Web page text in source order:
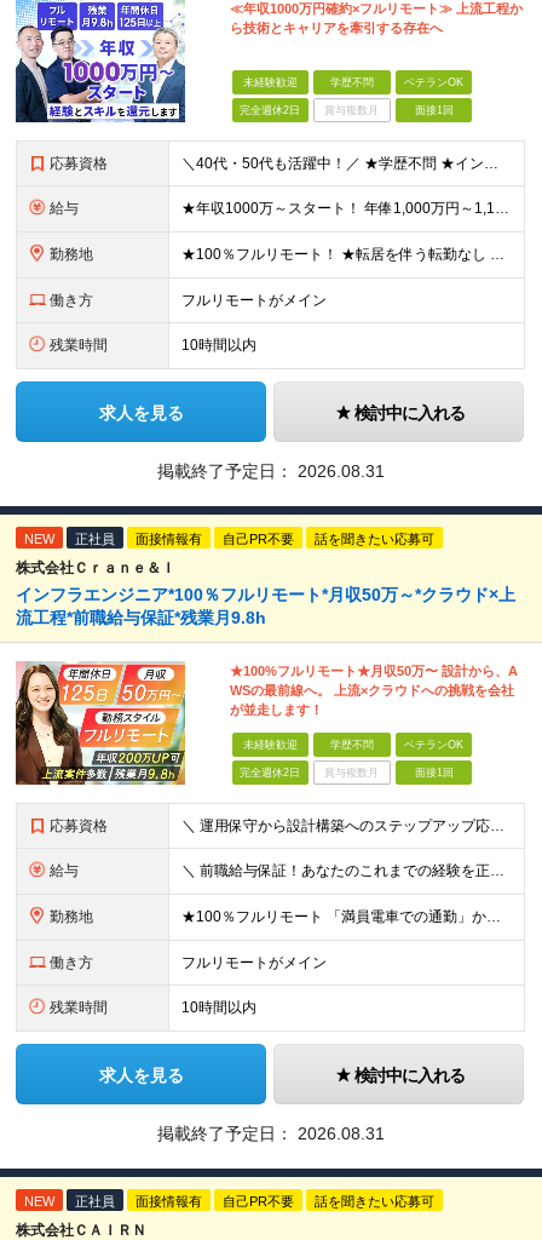
≪年収1000万円確約×フルリモート≫ 上流工程か
ら技術とキャリアを牽引する存在へ
未経験歓迎 学歴不問 ベテランOK
完全週休2日 賞与複数月 面接1回
応募資格 ＼40代・50代も活躍中！／ ★学歴不問 ★インフラエンジニアの経験を5年以上お持ちの方 ≪こんな方にピッタリです！≫ ◎自身の市場価値を正当に評価してほしい ◎今より年収をアップさせたい ◎多彩な
給与 ★年収1000万～スタート！ 年俸1,000万円～1,162万8,000円（12分割） ※経験・スキルを考慮の上決定します ※上記金額には固定残業代（月30h分・158,400円～184,000円
勤務地 ★100％フルリモート！ ★転居を伴う転勤なし 本社またはプロジェクト先にて勤務いただきます！ ※プロジェクト先は一都三県及び23区内がメイン 【本社】 東京都新宿区神楽坂1-2 研究社英語センタ
働き方 フルリモートがメイン
残業時間 10時間以内
求人を見る 検討中に入れる
掲載終了予定日： 2026.08.31
NEW 正社員 面接情報有 自己PR不要 話を聞きたい応募可
株式会社Ｃｒａｎｅ＆Ｉ
インフラエンジニア*100％フルリモート*月収50万～*クラウド×上
流工程*前職給与保証*残業月9.8h
★100%フルリモート★月収50万〜 設計から、A
WSの最前線へ。 上流×クラウドへの挑戦を会社
が並走します！
未経験歓迎 学歴不問 ベテランOK
完全週休2日 賞与複数月 面接1回
応募資格 ＼ 運用保守から設計構築へのステップアップ応援！ ／ ★学歴・分野不問（運用保守経験のみでも歓迎） ★「設計・構築に挑戦したい」「市場価値を高めたい」という意欲を重視！ ┗豊富な案件（SIer直下など
給与 ＼ 前職給与保証！あなたのこれまでの経験を正当評価 ／ ★月収50万円～スタート！【年俸600万～1,162万8,000円（12分割）】 ――「頑張りが給与に直結しない…」そんな不満とは無縁の環境で
勤務地 ★100％フルリモート 「満員電車での通勤」から卒業できます！ ★転勤なし 【本社】 東京都新宿区神楽坂1-2 研究社英語センタービル3階 本社またはプロジェクト先にて勤務いただきます！ ※プロジ
働き方 フルリモートがメイン
残業時間 10時間以内
求人を見る 検討中に入れる
掲載終了予定日： 2026.08.31
NEW 正社員 面接情報有 自己PR不要 話を聞きたい応募可
株式会社ＣＡＩＲＮ